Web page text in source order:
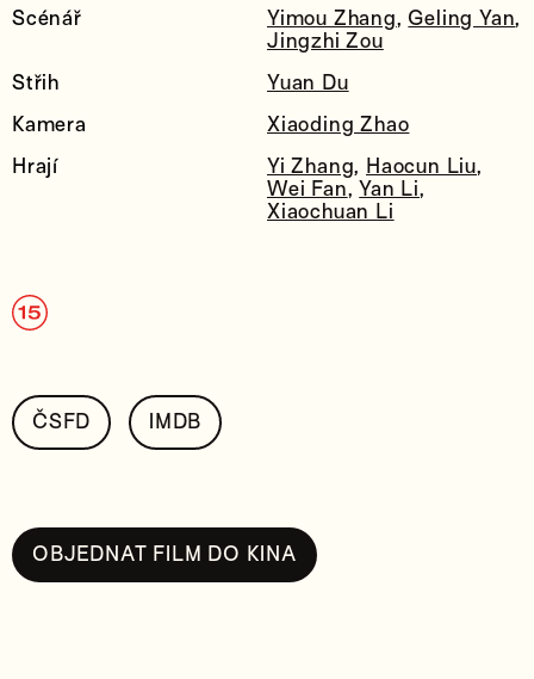
Scénář
Yimou Zhang,Geling Yan,
Jingzhi Zou
Střih
Yuan Du
Kamera
Xiaoding Zhao
Hrají
Yi Zhang, Haocun Liu,
Wei Fan,Yan Li,
Xiaochuan Li
ČSFD IMDB
OBJEDNAT FILM DO KINA